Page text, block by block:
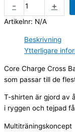
- +
Artikelnr: N/A
Beskrivning
Ytterligare
Core Charge Cross
som passar till de
T-shirten är gjord av
i ryggen och tejpad
Multiträningskoncept